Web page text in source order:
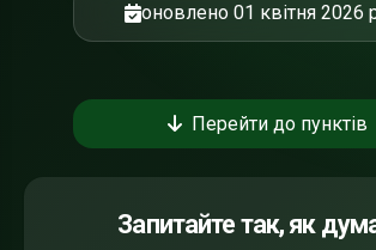
оновлено 01 квітня 2026
Перейти до пунктів
Запитайте так, як